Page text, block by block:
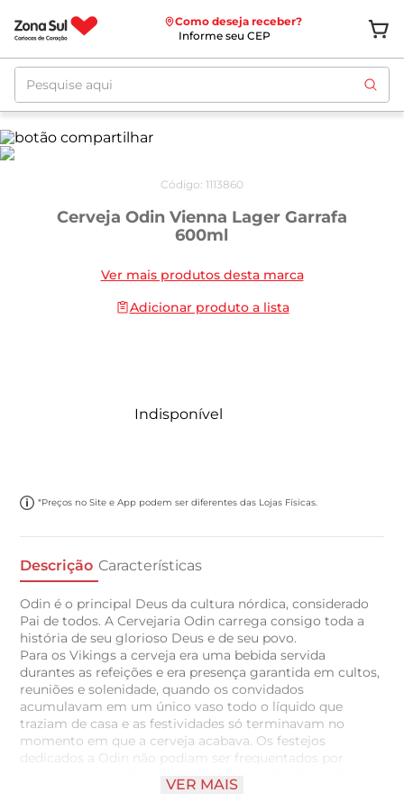
Como deseja receber?
Informe seu CEP
Pesquise aqui
Código: 1113860
Cerveja Odin Vienna Lager Garrafa
600ml
Ver mais produtos desta marca
Adicionar produto a lista
Indisponível
*Preços no Site e App podem ser diferentes das Lojas Físicas.
Descrição Características
Odin é o principal Deus da cultura nórdica, considerado
Pai de todos. A Cervejaria Odin carrega consigo toda a
história de seu glorioso Deus e de seu povo.
Para os Vikings a cerveja era uma bebida servida
durantes as refeições e era presença garantida em cultos,
reuniões e solenidade, quando os convidados
acumulavam em um único vaso todo o líquido que
traziam de casa e as festividades só terminavam no
momento em que a cerveja acabava. Os festejos
dedicados a Odin não podiam ser frequentados por
pessoas que não tivessem tomado grandes doses de
cerveja. Talvez por esse motivo, a maior honra que um
VER MAIS